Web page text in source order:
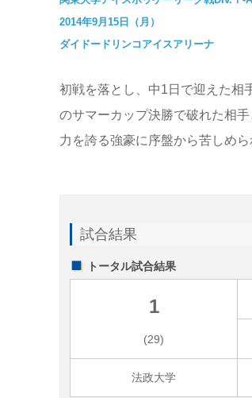
2014年9月15日（月）
ダイドードリンコアイスアリーナ
初戦を落とし、中1日で迎えた相
のサマーカップ決勝で破れた相
力を誇る強豪に序盤から苦し
試合結果
トータル試合結果
1
(29)
法政大学